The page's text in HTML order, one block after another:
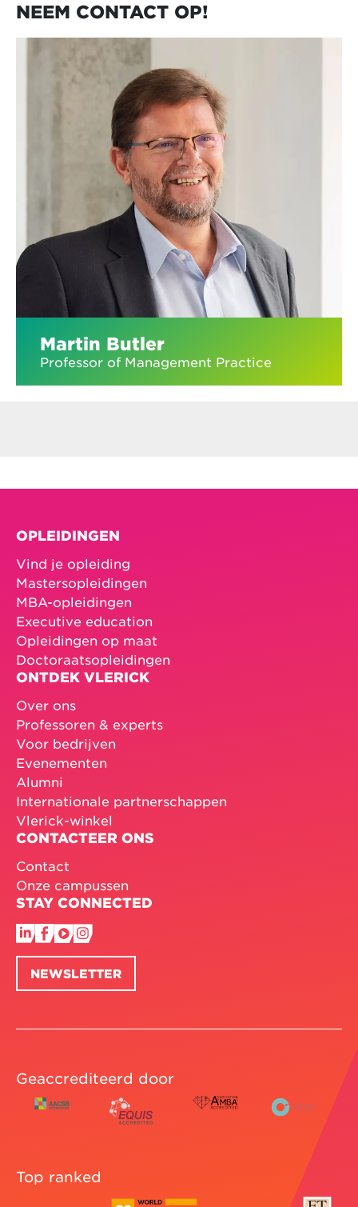
NEEM CONTACT OP!
Martin Butler
Professor of Management Practice
OPLEIDINGEN
Vind je opleiding
Mastersopleidingen
MBA-opleidingen
Executive education
Opleidingen op maat
Doctoraatsopleidingen
ONTDEK VLERICK
Over ons
Professoren & experts
Voor bedrijven
Evenementen
Alumni
Internationale partnerschappen
Vlerick-winkel
CONTACTEER ONS
Contact
Onze campussen
STAY CONNECTED
NEWSLETTER
Geaccrediteerd door
Top ranked